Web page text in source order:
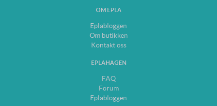
OM EPLA
Eplabloggen
Om butikken
Kontakt oss
EPLAHAGEN
FAQ
Forum
Eplabloggen